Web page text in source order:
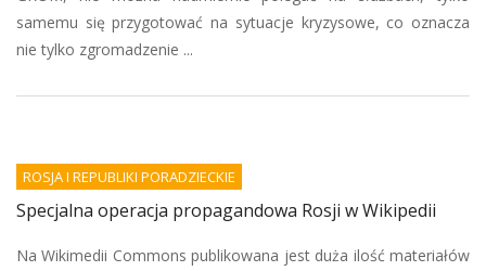
samemu się przygotować na sytuacje kryzysowe, co oznacza
nie tylko zgromadzenie ...
ROSJA I REPUBLIKI PORADZIECKIE
Specjalna operacja propagandowa Rosji w Wikipedii
Na Wikimedii Commons publikowana jest duża ilość materiałów